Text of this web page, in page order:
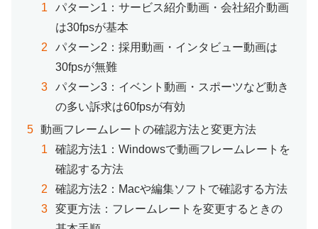
パターン1：サービス紹介動画・会社紹介動画
は30fpsが基本
パターン2：採用動画・インタビュー動画は
30fpsが無難
パターン3：イベント動画・スポーツなど動き
の多い訴求は60fpsが有効
動画フレームレートの確認方法と変更方法
確認方法1：Windowsで動画フレームレートを
確認する方法
確認方法2：Macや編集ソフトで確認する方法
変更方法：フレームレートを変更するときの